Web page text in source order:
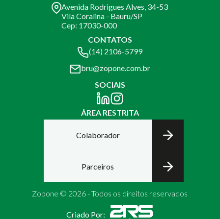
Avenida Rodrigues Alves, 34-53
Vila Coralina - Bauru/SP
Cep: 17030-000
CONTATOS
(14) 2106-5799
bru@zopone.com.br
SOCIAIS
ÁREA RESTRITA
Colaborador
Parceiros
Zopone © 2026 - Todos os direitos reservados
Criado Por: